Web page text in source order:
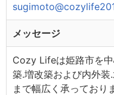
メッセージ
Cozy Lifeは姫路市を
築.増改築および内外
まで幅広く承っており